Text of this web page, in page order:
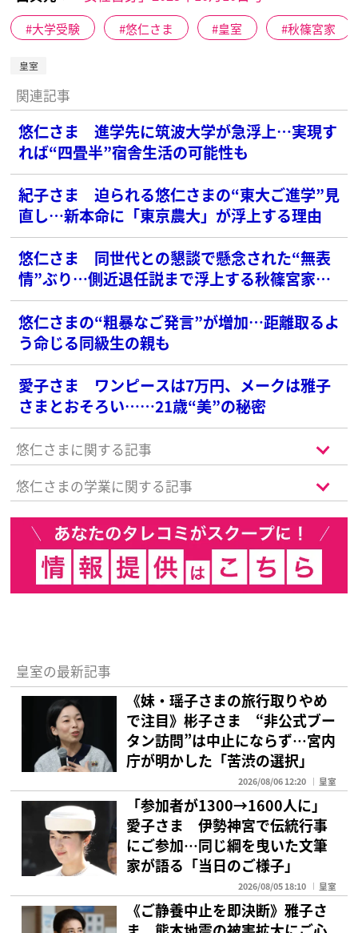
大学受験 悠仁さま 皇室 秋篠宮家
皇室
関連記事
悠仁さま 進学先に筑波大学が急浮上…実現す
れば“四畳半”宿舎生活の可能性も
紀子さま 迫られる悠仁さまの“東大ご進学”見
直し…新本命に「東京農大」が浮上する理由
悠仁さま 同世代との懇談で懸念された“無表
情”ぶり…側近退任説まで浮上する秋篠宮家の
混迷
悠仁さまの“粗暴なご発言”が増加…距離取るよ
う命じる同級生の親も
愛子さま ワンピースは7万円、メークは雅子
さまとおそろい……21歳“美”の秘密
悠仁さまに関する記事
悠仁さまの学業に関する記事
皇室の最新記事
《妹・瑶子さまの旅行取りやめ
で注目》彬子さま “非公式ブー
タン訪問”は中止にならず…宮内
庁が明かした「苦渋の選択」
2026/08/06 12:20 皇室
「参加者が1300→1600人に」
愛子さま 伊勢神宮で伝統行事
にご参加…同じ綱を曳いた文筆
家が語る「当日のご様子」
2026/08/05 18:10 皇室
《ご静養中止を即決断》雅子さ